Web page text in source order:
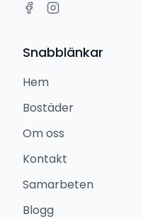
Snabblänkar
Hem
Bostäder
Om oss
Kontakt
Samarbeten
Blogg